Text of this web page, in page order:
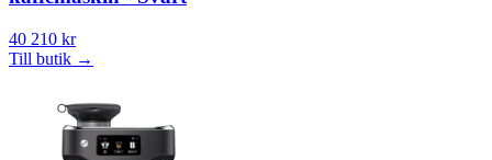
40 210 kr
Till butik →